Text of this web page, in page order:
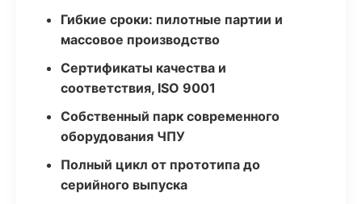
Гибкие сроки: пилотные партии и
массовое производство
Сертификаты качества и
соответствия, ISO 9001
Собственный парк современного
оборудования ЧПУ
Полный цикл от прототипа до
серийного выпуска